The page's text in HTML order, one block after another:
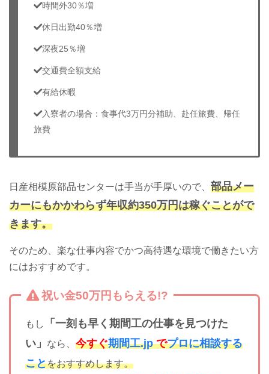
時間外30％増
休日出勤40％増
深夜25％増
交通費全額支給
有給休暇
入寮者の場合：食事代3万円分補助、赴任旅費、帰任
旅費
日産相模原部品センターは手当が手厚いので、 部品メー
カーにもかかわらず年収約350万円は稼ぐことがで
きます。
そのため、楽な仕事内容でかつ高待遇な環境で働きたい方
にはおすすめです。
祝い金50万円もらえる!?
もし
「一刻も早く期間工の仕事を見つけた
い」
なら、 今すぐ期間工.jpでプロに相談する
ことをおすすめします。